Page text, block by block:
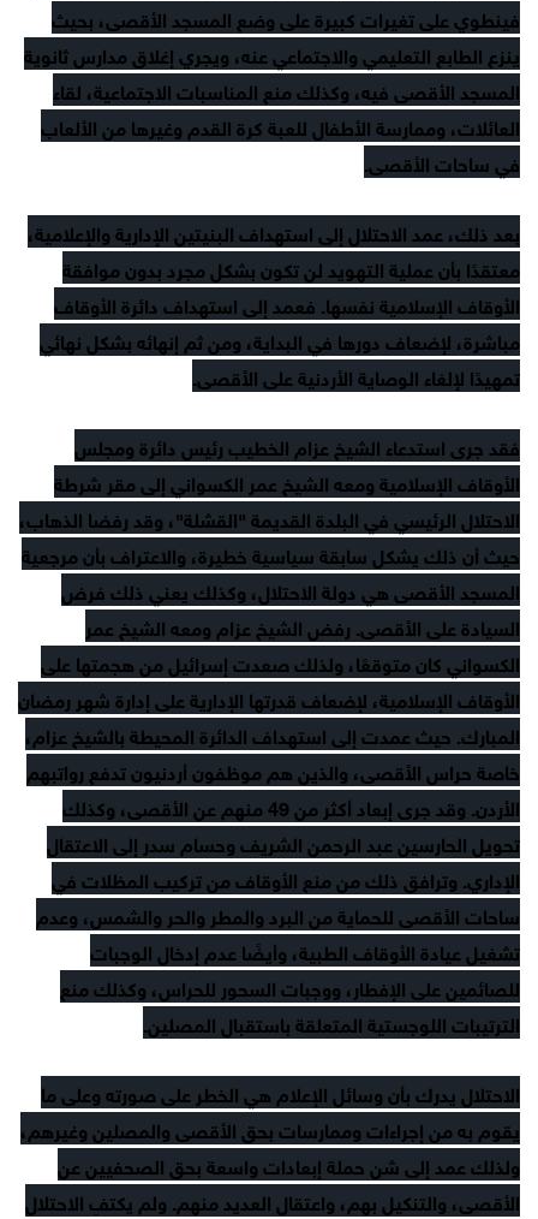
فينطوي على تغيرات كبيرة على وضع المسجد الأقصى، بحيث
ينزع الطابع التعليمي والاجتماعي عنه، ويجري إغلاق مدارس ثانوية
المسجد الأقصى فيه، وكذلك منع المناسبات الاجتماعية، لقاء
العائلات، وممارسة الأطفال للعبة كرة القدم وغيرها من الألعاب
في ساحات الأقصى.
بعد ذلك، عمد الاحتلال إلى استهداف البنيتين الإدارية والإعلامية،
معتقدًا بأن عملية التهويد لن تكون بشكل مجرد بدون موافقة
الأوقاف الإسلامية نفسها. فعمد إلى استهداف دائرة الأوقاف
مباشرة، لإضعاف دورها في البداية، ومن ثم إنهائه بشكل نهائي
تمهيدًا لإلغاء الوصاية الأردنية على الأقصى.
فقد جرى استدعاء الشيخ عزام الخطيب رئيس دائرة ومجلس
الأوقاف الإسلامية ومعه الشيخ عمر الكسواني إلى مقر شرطة
الاحتلال الرئيسي في البلدة القديمة "القشلة"، وقد رفضا الذهاب،
حيث أن ذلك يشكل سابقة سياسية خطيرة، والاعتراف بأن مرجعية
المسجد الأقصى هي دولة الاحتلال، وكذلك يعني ذلك فرض
السيادة على الأقصى. رفض الشيخ عزام ومعه الشيخ عمر
الكسواني كان متوقعًا، ولذلك صعدت إسرائيل من هجمتها على
الأوقاف الإسلامية، لإضعاف قدرتها الإدارية على إدارة شهر رمضان
المبارك. حيث عمدت إلى استهداف الدائرة المحيطة بالشيخ عزام،
خاصة حراس الأقصى، والذين هم موظفون أردنيون تدفع رواتبهم
الأردن. وقد جرى إبعاد أكثر من 49 منهم عن الأقصى، وكذلك
تحويل الحارسين عبد الرحمن الشريف وحسام سدر إلى الاعتقال
الإداري. وترافق ذلك من منع الأوقاف من تركيب المظلات في
ساحات الأقصى للحماية من البرد والمطر والحر والشمس، وعدم
تشغيل عيادة الأوقاف الطبية، وأيضًا عدم إدخال الوجبات
للصائمين على الإفطار، ووجبات السحور للحراس، وكذلك منع
الترتيبات اللوجستية المتعلقة باستقبال المصلين.
الاحتلال يدرك بأن وسائل الإعلام هي الخطر على صورته وعلى ما
يقوم به من إجراءات وممارسات بحق الأقصى والمصلين وغيرهم،
ولذلك عمد إلى شن حملة إبعادات واسعة بحق الصحفيين عن
الأقصى، والتنكيل بهم، واعتقال العديد منهم. ولم يكتفِ الاحتلال